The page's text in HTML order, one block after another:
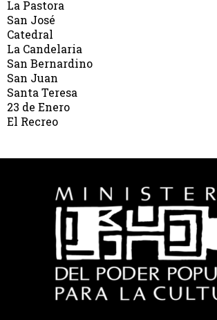
La Pastora
San José
Catedral
La Candelaria
San Bernardino
San Juan
Santa Teresa
23 de Enero
El Recreo